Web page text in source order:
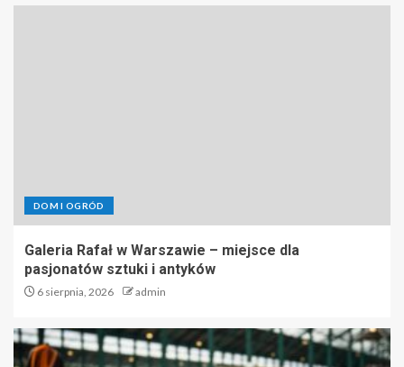
DOM I OGRÓD
Galeria Rafał w Warszawie – miejsce dla
pasjonatów sztuki i antyków
6 sierpnia, 2026 admin